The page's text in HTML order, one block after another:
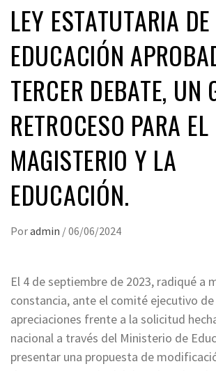
LEY ESTATUTARIA DE
EDUCACIÓN
TERCER DEBATE, UN
RETROCESO PARA EL
MAGISTERIO Y LA
EDUCACIÓN.
Poradmin /06/06/2024
El 4 de septiembre de 2023, radiqué a
constancia, ante el comité ejecutivo
apreciaciones frente a la solicitud
nacional a través del Ministerio de
presentar una propuesta de